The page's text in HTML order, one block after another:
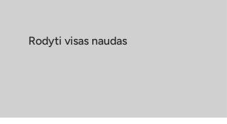
Rodyti visas naudas